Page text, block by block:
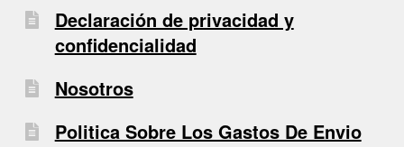
Declaración de privacidad y
confidencialidad
Nosotros
Politica Sobre Los Gastos De Envio